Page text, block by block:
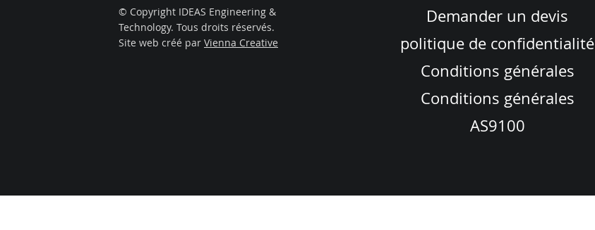
© Copyright IDEAS Engineering &
Technology. Tous droits réservés.
Site web créé par Vienna Creative
Demander un devis
politique de confidentialité
Conditions générales
Conditions générales
AS9100